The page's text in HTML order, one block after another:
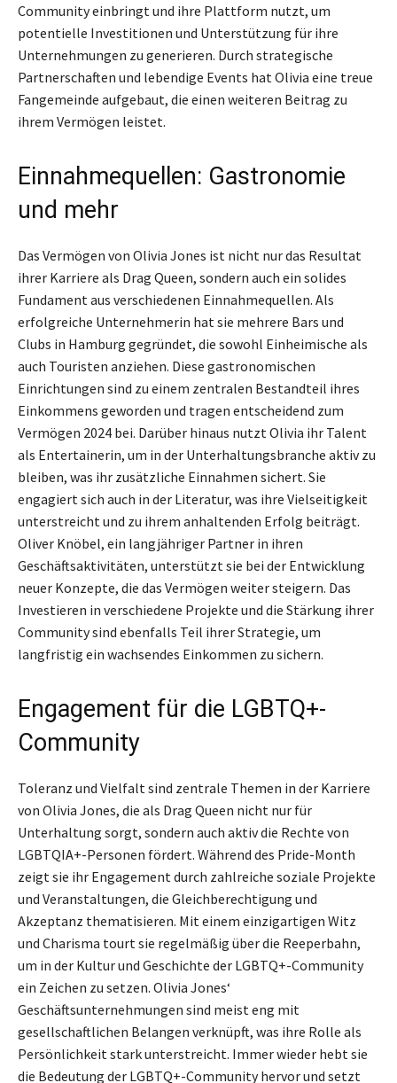
Community einbringt und ihre Plattform nutzt, um
potentielle Investitionen und Unterstützung für ihre
Unternehmungen zu generieren. Durch strategische
Partnerschaften und lebendige Events hat Olivia eine treue
Fangemeinde aufgebaut, die einen weiteren Beitrag zu
ihrem Vermögen leistet.
Einnahmequellen: Gastronomie
und mehr
Das Vermögen von Olivia Jones ist nicht nur das Resultat
ihrer Karriere als Drag Queen, sondern auch ein solides
Fundament aus verschiedenen Einnahmequellen. Als
erfolgreiche Unternehmerin hat sie mehrere Bars und
Clubs in Hamburg gegründet, die sowohl Einheimische als
auch Touristen anziehen. Diese gastronomischen
Einrichtungen sind zu einem zentralen Bestandteil ihres
Einkommens geworden und tragen entscheidend zum
Vermögen 2024 bei. Darüber hinaus nutzt Olivia ihr Talent
als Entertainerin, um in der Unterhaltungsbranche aktiv zu
bleiben, was ihr zusätzliche Einnahmen sichert. Sie
engagiert sich auch in der Literatur, was ihre Vielseitigkeit
unterstreicht und zu ihrem anhaltenden Erfolg beiträgt.
Oliver Knöbel, ein langjähriger Partner in ihren
Geschäftsaktivitäten, unterstützt sie bei der Entwicklung
neuer Konzepte, die das Vermögen weiter steigern. Das
Investieren in verschiedene Projekte und die Stärkung ihrer
Community sind ebenfalls Teil ihrer Strategie, um
langfristig ein wachsendes Einkommen zu sichern.
Engagement für die LGBTQ+-
Community
Toleranz und Vielfalt sind zentrale Themen in der Karriere
von Olivia Jones, die als Drag Queen nicht nur für
Unterhaltung sorgt, sondern auch aktiv die Rechte von
LGBTQIA+-Personen fördert. Während des Pride-Month
zeigt sie ihr Engagement durch zahlreiche soziale Projekte
und Veranstaltungen, die Gleichberechtigung und
Akzeptanz thematisieren. Mit einem einzigartigen Witz
und Charisma tourt sie regelmäßig über die Reeperbahn,
um in der Kultur und Geschichte der LGBTQ+-Community
ein Zeichen zu setzen. Olivia Jones‘
Geschäftsunternehmungen sind meist eng mit
gesellschaftlichen Belangen verknüpft, was ihre Rolle als
Persönlichkeit stark unterstreicht. Immer wieder hebt sie
die Bedeutung der LGBTQ+-Community hervor und setzt